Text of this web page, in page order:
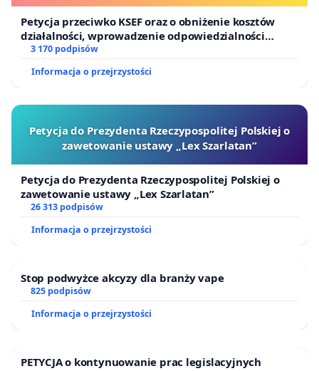
Petycja przeciwko KSEF oraz o obniżenie kosztów
działalności, wprowadzenie odpowiedzialności
finansowej kluczowych urzędników i sędziów
3 170 podpisów
Informacja o przejrzystości
Petycja do Prezydenta Rzeczypospolitej Polskiej o
zawetowanie ustawy „Lex Szarlatan”
Petycja do Prezydenta Rzeczypospolitej Polskiej o
zawetowanie ustawy „Lex Szarlatan”
26 313 podpisów
Informacja o przejrzystości
Stop podwyżce akcyzy dla branży vape
825 podpisów
Informacja o przejrzystości
PETYCJA o kontynuowanie prac legislacyjnych